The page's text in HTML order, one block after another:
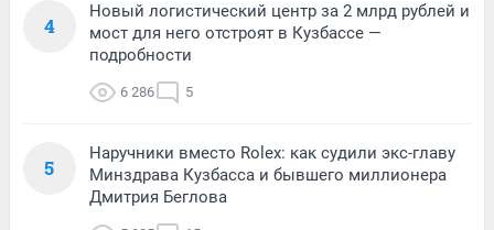
4
Новый логистический центр за 2 млрд рублей и
мост для него отстроят в Кузбассе —
подробности
6 286 5
5
Наручники вместо Rolex: как судили экс-главу
Минздрава Кузбасса и бывшего миллионера
Дмитрия Беглова